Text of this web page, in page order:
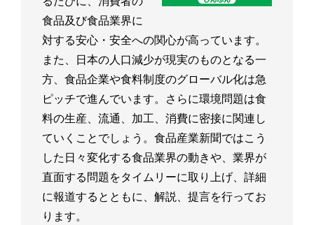
食品及び食品業界に
対する安心・安全への関心が高っています。
また、日本の人口減少が現実のものとなる一
方、食品企業や食料制度のグローバル化は急
ピッチで進んでいます。さらに環境問題は食
料の生産、流通、加工、消費に密接に関連し
ていくことでしょう。食品産業新聞ではこう
した日々変化する食品業界の動きや、業界が
直面する問題をタイムリーに取り上げ、詳細
に報道するとともに、解説、提言を行ってお
ります。